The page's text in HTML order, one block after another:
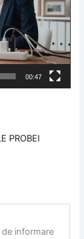
00:47
PROBEI
informare